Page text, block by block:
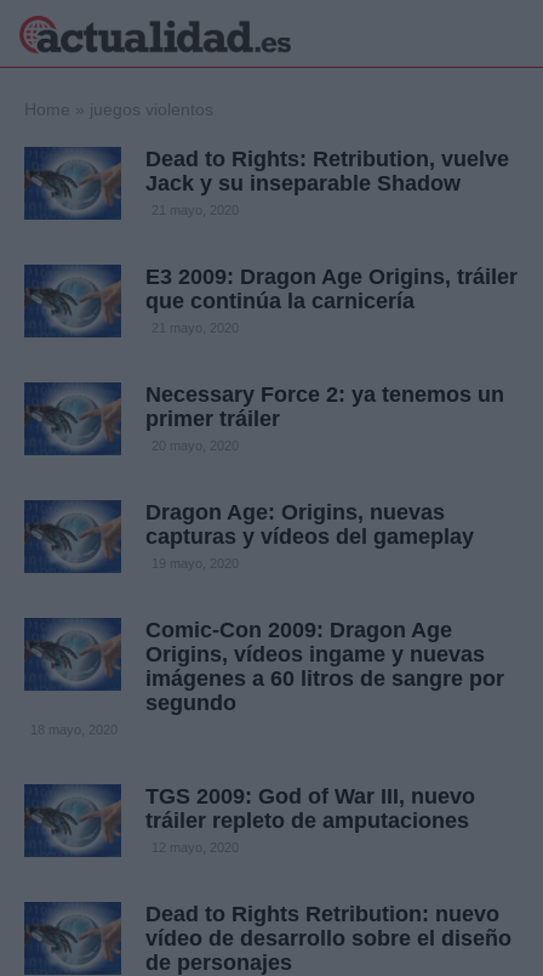
Política
Crónica
Economía
Internacional
Viajes
Deportes
Home » juegos violentos
Dead to Rights: Retribution, vuelve
Jack y su inseparable Shadow
21 mayo, 2020
E3 2009: Dragon Age Origins, tráiler
que continúa la carnicería
21 mayo, 2020
Necessary Force 2: ya tenemos un
primer tráiler
20 mayo, 2020
Dragon Age: Origins, nuevas
capturas y vídeos del gameplay
19 mayo, 2020
Comic-Con 2009: Dragon Age
Origins, vídeos ingame y nuevas
imágenes a 60 litros de sangre por
segundo
18 mayo, 2020
TGS 2009: God of War III, nuevo
tráiler repleto de amputaciones
12 mayo, 2020
Dead to Rights Retribution: nuevo
vídeo de desarrollo sobre el diseño
de personajes